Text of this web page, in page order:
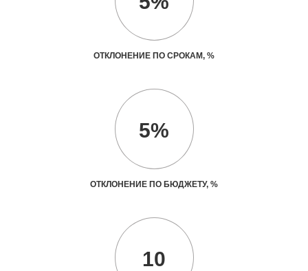
ОТКЛОНЕНИЕ ПО СРОКАМ, %
5%
ОТКЛОНЕНИЕ ПО БЮДЖЕТУ, %
10